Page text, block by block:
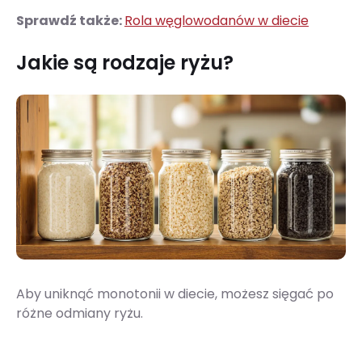
Sprawdź także:Rola węglowodanów w diecie
Jakie są rodzaje ryżu?
Aby uniknąć monotonii w diecie, możesz sięgać po
różne odmiany ryżu.